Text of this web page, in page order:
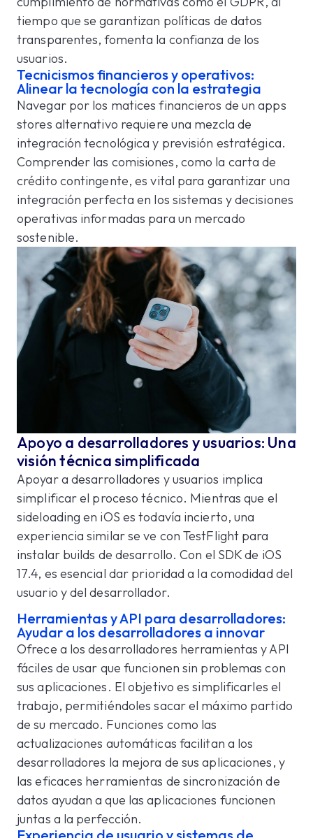
tiempo que se garantizan políticas de datos
transparentes, fomenta la confianza de los
usuarios.
Tecnicismos financieros y operativos:
Alinear la tecnología con la estrategia
Navegar por los matices financieros de un apps
stores alternativo requiere una mezcla de
integración tecnológica y previsión estratégica.
Comprender las comisiones, como la carta de
crédito contingente, es vital para garantizar una
integración perfecta en los sistemas y decisiones
operativas informadas para un mercado
sostenible.
Apoyo a desarrolladores y usuarios: Una
visión técnica simplificada
Apoyar a desarrolladores y usuarios implica
simplificar el proceso técnico. Mientras que el
sideloading en iOS es todavía incierto, una
experiencia similar se ve con TestFlight para
instalar builds de desarrollo. Con el SDK de iOS
17.4, es esencial dar prioridad a la comodidad del
usuario y del desarrollador.
Herramientas y API para desarrolladores:
Ayudar a los desarrolladores a innovar
Ofrece a los desarrolladores herramientas y API
fáciles de usar que funcionen sin problemas con
sus aplicaciones. El objetivo es simplificarles el
trabajo, permitiéndoles sacar el máximo partido
de su mercado. Funciones como las
actualizaciones automáticas facilitan a los
desarrolladores la mejora de sus aplicaciones, y
las eficaces herramientas de sincronización de
datos ayudan a que las aplicaciones funcionen
juntas a la perfección.